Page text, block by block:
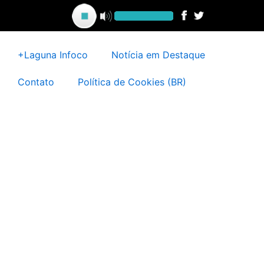
conteúdo
+Laguna Infoco Notícia em Destaque
Contato Política de Cookies (BR)